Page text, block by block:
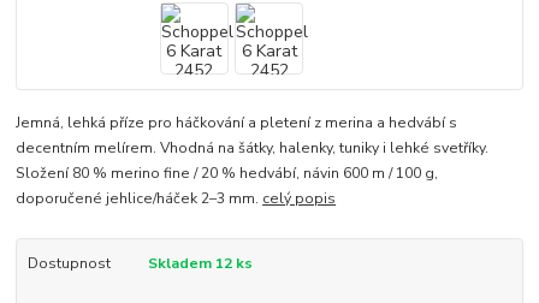
Jemná, lehká příze pro háčkování a pletení z merina a hedvábí s
decentním melírem. Vhodná na šátky, halenky, tuniky i lehké svetříky.
Složení 80 % merino fine / 20 % hedvábí, návin 600 m / 100 g,
doporučené jehlice/háček 2–3 mm. celý popis
Dostupnost Skladem 12 ks